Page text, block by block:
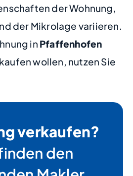
der Wohnung,
der Mikrolage variieren.
in Pfaffenhofen
wollen, nutzen Sie
verkaufen?
den